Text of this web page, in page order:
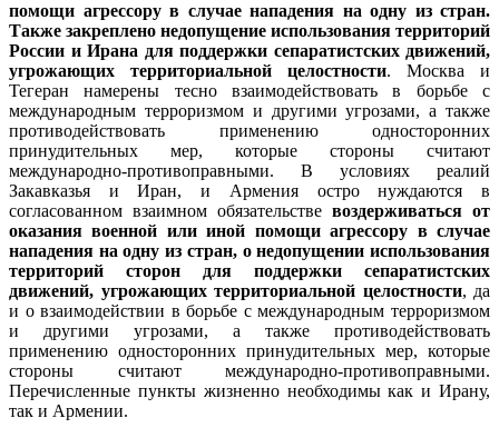
помощи агрессору в случае нападения на одну из стран.
Также закреплено недопущение использования территорий
России и Ирана для поддержки сепаратистских движений,
угрожающих территориальной целостности. Москва и
Тегеран намерены тесно взаимодействовать в борьбе с
международным терроризмом и другими угрозами, а также
противодействовать применению односторонних
принудительных мер, которые стороны считают
международно-противоправными. В условиях реалий
Закавказья и Иран, и Армения остро нуждаются в
согласованном взаимном обязательстве воздерживаться от
оказания военной или иной помощи агрессору в случае
нападения на одну из стран, о недопущении использования
территорий сторон для поддержки сепаратистских
движений, угрожающих территориальной целостности, да
и о взаимодействии в борьбе с международным терроризмом
и другими угрозами, а также противодействовать
применению односторонних принудительных мер, которые
стороны считают международно-противоправными.
Перечисленные пункты жизненно необходимы как и Ирану,
так и Армении.